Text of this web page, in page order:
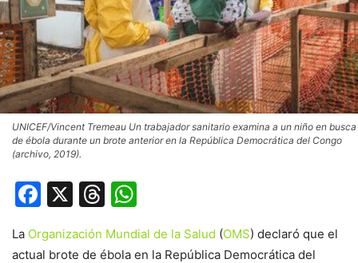
UNICEF/Vincent Tremeau Un trabajador sanitario examina a un niño en busca
de ébola durante un brote anterior en la República Democrática del Congo
(archivo, 2019).
Facebook
X Threads
La Organización Mundial de la Salud (OMS) declaró que el
actual brote de ébola en la República Democrática del